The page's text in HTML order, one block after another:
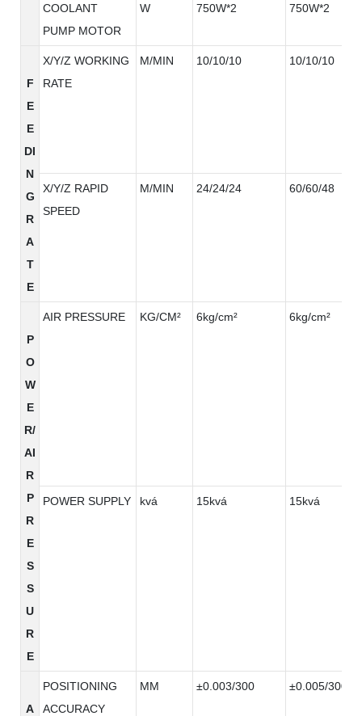
COOLANT
PUMP MOTOR
W 750W*2 750W*2
F
E
E
DI
N
G
R
A
T
E
X/Y/Z WORKING
RATE
M/MIN 10/10/10 10/10/10
X/Y/Z RAPID
SPEED
M/MIN 24/24/24 60/60/48
P
O
W
E
R/
AI
R
P
R
E
S
S
U
R
E
AIR PRESSURE KG/CM² 6kg/cm² 6kg/cm²
POWER SUPPLY kvá 15kvá 15kvá
A
POSITIONING
ACCURACY
MM ±0.003/300 ±0.005/300